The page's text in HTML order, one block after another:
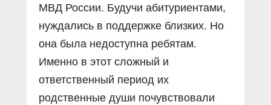
МВД России. Будучи абитуриентами,
нуждались в поддержке близких. Но
она была недоступна ребятам.
Именно в этот сложный и
ответственный период их
родственные души почувствовали